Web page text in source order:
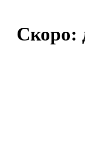
Скоро: